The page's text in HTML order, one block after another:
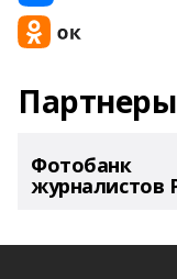
Партнеры
Фотобанк
журналистов